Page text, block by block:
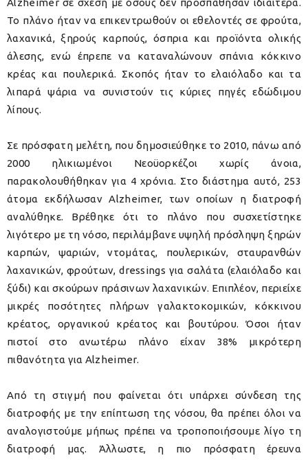
Alzheimer σε σχέση με όσους δεν προσπάθησαν ιδιαίτερα.
Το πλάνο ήταν να επικεντρωθούν οι εθελοντές σε φρούτα,
λαχανικά, ξηρούς καρπούς, όσπρια και προϊόντα ολικής
άλεσης, ενώ έπρεπε να καταναλώνουν σπάνια κόκκινο
κρέας και πουλερικά. Σκοπός ήταν το ελαιόλαδο και τα
λιπαρά ψάρια να συνιστούν τις κύριες πηγές εδώδιμου
λίπους.
Σε πρόσφατη μελέτη, που δημοσιεύθηκε το 2010, πάνω από
2000 ηλικιωμένοι Νεοϋορκέζοι χωρίς άνοια,
παρακολουθήθηκαν για 4 χρόνια. Στο διάστημα αυτό, 253
άτομα εκδήλωσαν Alzheimer, των οποίων η διατροφή
αναλύθηκε. Βρέθηκε ότι το πλάνο που συσχετίστηκε
λιγότερο με τη νόσο, περιλάμβανε υψηλή πρόσληψη ξηρών
καρπών, ψαριών, ντομάτας, πουλερικών, σταυρανθών
λαχανικών, φρούτων, dressings για σαλάτα (ελαιόλαδο και
ξύδι) και σκούρων πράσινων λαχανικών. Επιπλέον, περιείχε
μικρές ποσότητες πλήρων γαλακτοκομικών, κόκκινου
κρέατος, οργανικού κρέατος και βουτύρου. Όσοι ήταν
πιστοί στο ανωτέρω πλάνο είχαν 38% μικρότερη
πιθανότητα για Alzheimer.
Από τη στιγμή που φαίνεται ότι υπάρχει σύνδεση της
διατροφής με την επίπτωση της νόσου, θα πρέπει όλοι να
αναλογιστούμε μήπως πρέπει να τροποποιήσουμε λίγο τη
διατροφή μας. Άλλωστε, η πιο πρόσφατη έρευνα